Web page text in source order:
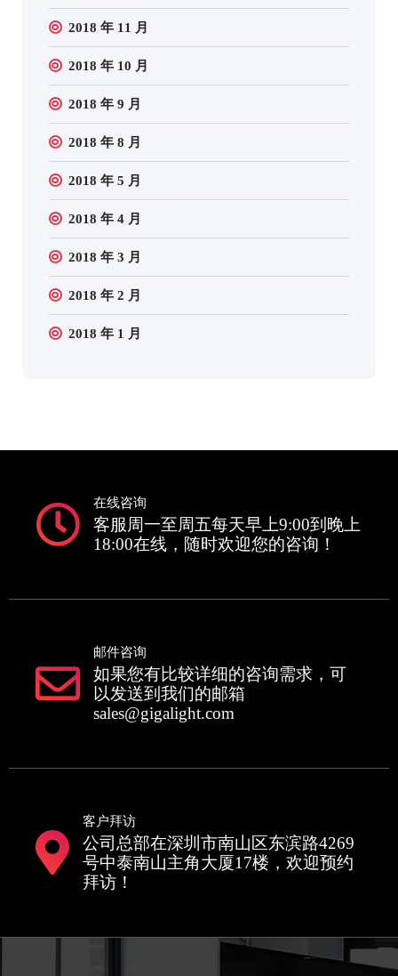
2018 年 11 月
2018 年 10 月
2018 年 9 月
2018 年 8 月
2018 年 5 月
2018 年 4 月
2018 年 3 月
2018 年 2 月
2018 年 1 月
在线咨询
客服周一至周五每天早上9:00到晚上
18:00在线，随时欢迎您的咨询！
邮件咨询
如果您有比较详细的咨询需求，可
以发送到我们的邮箱
sales@gigalight.com
客户拜访
公司总部在深圳市南山区东滨路4269
号中泰南山主角大厦17楼，欢迎预约
拜访！